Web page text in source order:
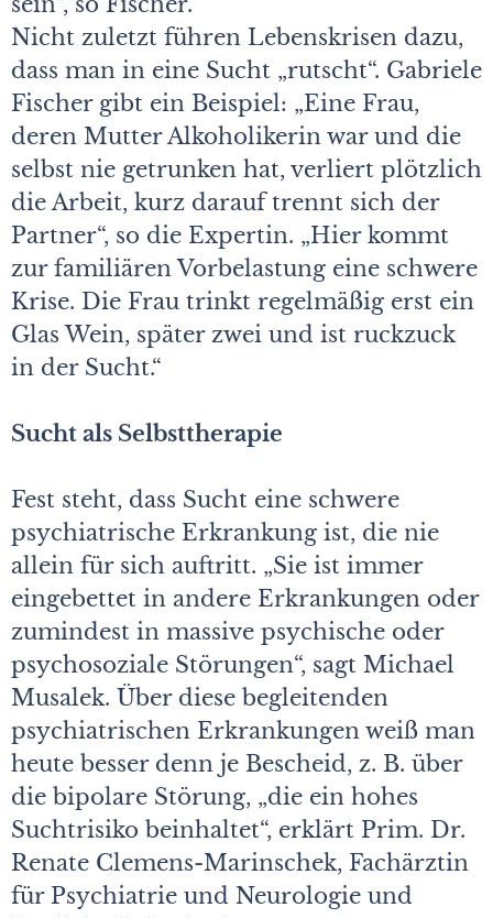
Nicht zuletzt führen Lebenskrisen dazu,
dass man in eine Sucht „rutscht“. Gabriele
Fischer gibt ein Beispiel: „Eine Frau,
deren Mutter Alkoholikerin war und die
selbst nie getrunken hat, verliert plötzlich
die Arbeit, kurz darauf trennt sich der
Partner“, so die Expertin. „Hier kommt
zur familiären Vorbelastung eine schwere
Krise. Die Frau trinkt regelmäßig erst ein
Glas Wein, später zwei und ist ruckzuck
in der Sucht.“
Sucht als Selbsttherapie
Fest steht, dass Sucht eine schwere
psychiatrische Erkrankung ist, die nie
allein für sich auftritt. „Sie ist immer
eingebettet in andere Erkrankungen oder
zumindest in massive psychische oder
psychosoziale Störungen“, sagt Michael
Musalek. Über diese begleitenden
psychiatrischen Erkrankungen weiß man
heute besser denn je Bescheid, z. B. über
die bipolare Störung, „die ein hohes
Suchtrisiko beinhaltet“, erklärt Prim. Dr.
Renate Clemens-Marinschek, Fachärztin
für Psychiatrie und Neurologie und